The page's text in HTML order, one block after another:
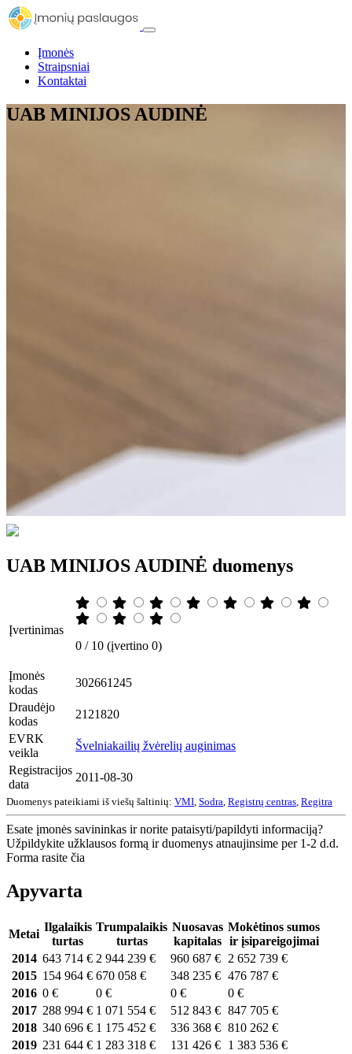
Įmonės
Straipsniai
Kontaktai
UAB MINIJOS AUDINĖ
UAB MINIJOS AUDINĖ duomenys
Įvertinimas
0 / 10 (įvertino 0)
Įmonės
kodas
302661245
Draudėjo
kodas
2121820
EVRK
veikla
Švelniakailių žvėrelių auginimas
Registracijos
data
2011-08-30
Duomenys pateikiami iš viešų šaltinių: VMI Sodra Registrų centras Regitra
Esate įmonės savininkas ir norite pataisyti/papildyti informaciją?
Užpildykite užklausos formą ir duomenys atnaujinsime per 1-2 d.d.
Forma rasite čia
Apyvarta
Metai
Ilgalaikis
turtas
Trumpalaikis
turtas
Nuosavas
kapitalas
Mokėtinos sumos
ir įsipareigojimai
2014 643 714 € 2 944 239 € 960 687 € 2 652 739 €
2015 154 964 € 670 058 € 348 235 € 476 787 €
2016 0 € 0 € 0 €
0 €
2017 288 994 € 1 071 554 € 512 843 € 847 705 €
2018 340 696 € 1 175 452 € 336 368 € 810 262 €
2019 231 644 € 1 283 318 € 131 426 € 1 383 536 €